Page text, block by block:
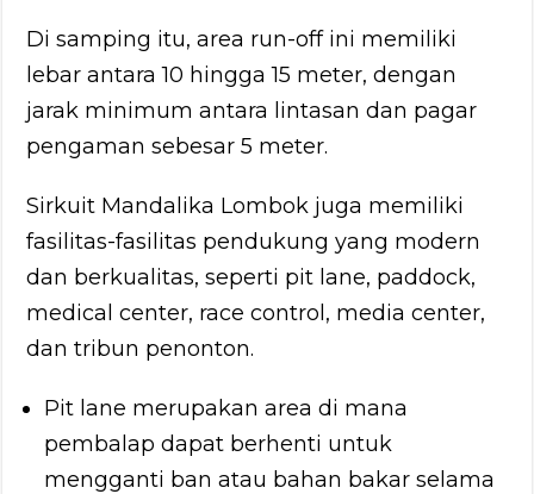
Di samping itu, area run-off ini memiliki
lebar antara 10 hingga 15 meter, dengan
jarak minimum antara lintasan dan pagar
pengaman sebesar 5 meter.
Sirkuit Mandalika Lombok juga memiliki
fasilitas-fasilitas pendukung yang modern
dan berkualitas, seperti pit lane, paddock,
medical center, race control, media center,
dan tribun penonton.
Pit lane merupakan area di mana
pembalap dapat berhenti untuk
mengganti ban atau bahan bakar selama